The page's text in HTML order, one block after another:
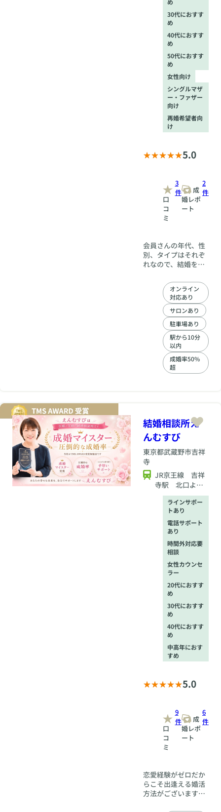
め
30代におすす
め
40代におすす
め
50代におすす
め
女性向け
シングルマザ
ー・ファザー
向け
再婚希望者向
け
5.0
口
コ
ミ
3
件
成
婚レポ
ート
2
件
会員さんの年代、性
別、タイプはそれぞ
れなので、結婚を叶
とも違います。 だか
ら少人数・定員制で
会員様お一人お一人
に合わせたサポート
を提供。 お悩みや不
安があるときは、お
気軽に何回でもご相
談ください。 まずは
半年以内の成婚を一
緒に目指しましょ
オンライン
対応あり
サロンあり
駐車場あり
駅から10分
以内
成婚率50%
超
結婚相談所え
んむすび
東京都武蔵野市吉祥
寺
JR京王線 吉祥
寺駅 北口より2
ラインサポー
トあり
電話サポート
あり
時間外対応要
相談
女性カウンセ
ラー
20代におすす
め
30代におすす
め
40代におすす
め
中高年におす
すめ
5.0
口
コ
ミ
9
件
成
婚レポ
ート
6
件
恋愛経験がゼロだか
らこそ出逢える婚活
方法がございます。